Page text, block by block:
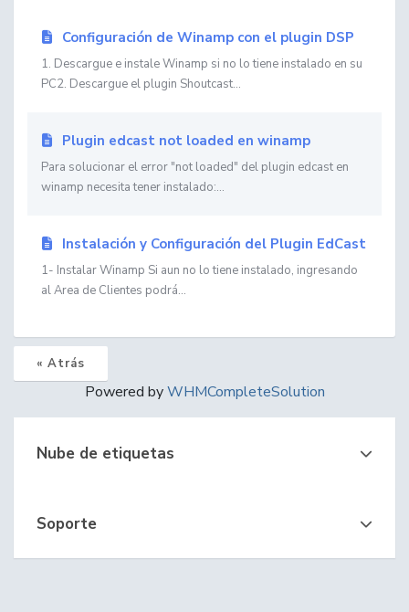
Configuración de Winamp con el plugin DSP
1. Descargue e instale Winamp si no lo tiene instalado en su
PC2. Descargue el plugin Shoutcast...
Plugin edcast not loaded en winamp
Para solucionar el error "not loaded" del plugin edcast en
winamp necesita tener instalado:...
Instalación y Configuración del Plugin EdCast
1- Instalar Winamp Si aun no lo tiene instalado, ingresando
al Area de Clientes podrá...
« Atrás
Powered byWHMCompleteSolution
Nube de etiquetas
Soporte